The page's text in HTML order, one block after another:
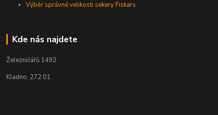
Výběr správné velikosti sekery Fiskars
Kde nás najdete
Železničářů 1492
Kladno, 272 01